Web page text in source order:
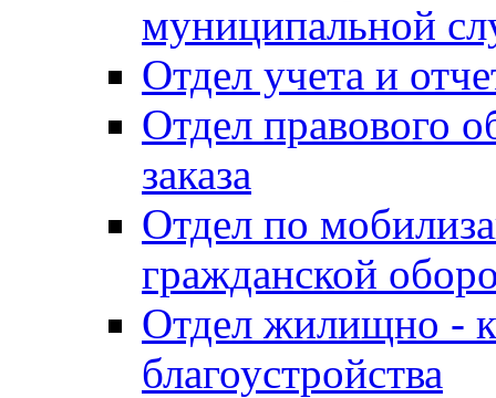
муниципальной
Отдел учета и
Отдел правового
заказа
Отдел по
гражданской
Отдел жилищно -
благоустройства